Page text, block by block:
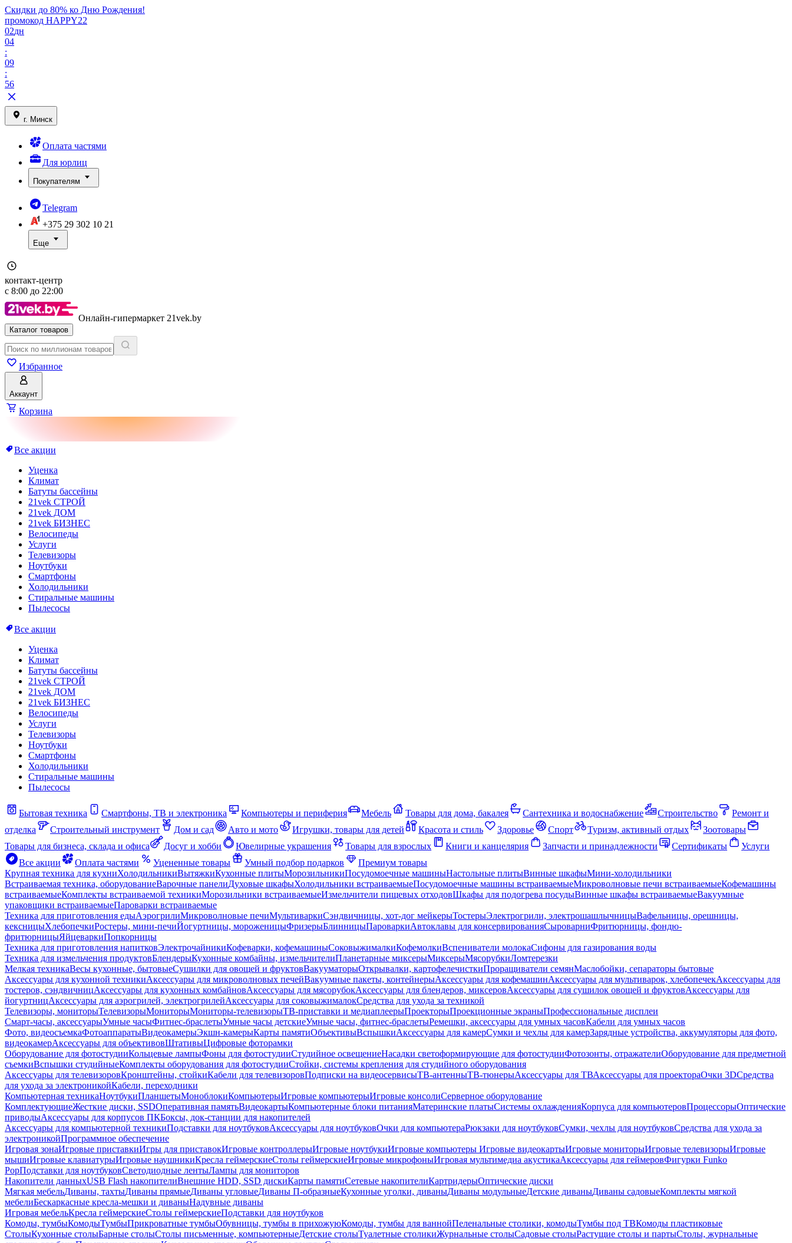
Скидки до 80% ко Дню Рождения!
промокод HAPPY22
02дн
04
:
09
:
56
г. Минск
Оплата частями
Для юрлиц
Покупателям
Telegram
+375 29 302 10 21
Еще
контакт-центр
с 8:00 до 22:00
Онлайн-гипермаркет 21vek.by
Каталог товаров
Избранное
Аккаунт
Корзина
Все акции
Уценка
Климат
Батуты бассейны
21vek СТРОЙ
21vek ДОМ
21vek БИЗНЕС
Велосипеды
Услуги
Телевизоры
Ноутбуки
Смартфоны
Холодильники
Стиральные машины
Пылесосы
Все акции
Уценка
Климат
Батуты бассейны
21vek СТРОЙ
21vek ДОМ
21vek БИЗНЕС
Велосипеды
Услуги
Телевизоры
Ноутбуки
Смартфоны
Холодильники
Стиральные машины
Пылесосы
Бытовая техника Смартфоны, ТВ и электроника Компьютеры и периферия Мебель Товары для дома, бакалея Сантехника и водоснабжение Строительство
Ремонт и
отделка
Строительный инструмент Дом и сад Авто и мото Игрушки, товары для детей Красота и стиль Здоровье Спорт Туризм, активный отдых
Зоотовары
Товары для бизнеса, склада и офиса
Досуг и хобби Ювелирные украшения Товары для взрослых Книги и канцелярия Запчасти и принадлежности Сертификаты
Услуги
Все акции
Оплата частями Уцененные товары Умный подбор подарков
Премиум товары
Крупная техника для кухниХолодильникиВытяжкиКухонные плитыМорозильникиПосудомоечные машиныНастольные плитыВинные шкафыМини-холодильники
Встраиваемая техника, оборудованиеВарочные панелиДуховые шкафыХолодильники встраиваемыеПосудомоечные машины встраиваемыеМикроволновые печи встраиваемыеКофемашины
встраиваемыеКомплекты встраиваемой техникиМорозильники встраиваемыеИзмельчители пищевых отходовШкафы для подогрева посудыВинные шкафы встраиваемыеВакуумные
упаковщики встраиваемыеПароварки встраиваемые
Техника для приготовления едыАэрогрилиМикроволновые печиМультиваркиСэндвичницы, хот-дог мейкерыТостерыЭлектрогрили, электрошашлычницыВафельницы, орешницы,
кексницыХлебопечкиРостеры, мини-печиЙогуртницы, мороженицыФризерыБлинницыПароваркиАвтоклавы для консервированияСыроварниФритюрницы, фондю-
фритюрницыЯйцеваркиПопкорницы
Техника для приготовления напитковЭлектрочайникиКофеварки, кофемашиныСоковыжималкиКофемолкиВспениватели молокаСифоны для газирования воды
Техника для измельчения продуктовБлендерыКухонные комбайны, измельчителиПланетарные миксерыМиксерыМясорубкиЛомтерезки
Мелкая техникаВесы кухонные, бытовыеСушилки для овощей и фруктовВакууматорыОткрывалки, картофелечисткиПроращиватели семянМаслобойки, сепараторы бытовые
Аксессуары для кухонной техникиАксессуары для микроволновых печейВакуумные пакеты, контейнерыАксессуары для кофемашинАксессуары для мультиварок, хлебопечекАксессуары для
тостеров, сэндвичницАксессуары для кухонных комбайновАксессуары для мясорубокАксессуары для блендеров, миксеровАксессуары для сушилок овощей и фруктовАксессуары для
йогуртницАксессуары для аэрогрилей, электрогрилейАксессуары для соковыжималокСредства для ухода за техникой
Телевизоры, мониторыТелевизорыМониторыМониторы-телевизорыТВ-приставки и медиаплеерыПроекторыПроекционные экраныПрофессиональные дисплеи
Смарт-часы, аксессуарыУмные часыФитнес-браслетыУмные часы детскиеУмные часы, фитнес-браслетыРемешки, аксессуары для умных часовКабели для умных часов
Фото, видеосъемкаФотоаппаратыВидеокамерыЭкшн-камерыКарты памятиОбъективыВспышкиАксессуары для камерСумки и чехлы для камерЗарядные устройства, аккумуляторы для фото,
видеокамерАксессуары для объективовШтативыЦифровые фоторамки
Оборудование для фотостудииКольцевые лампыФоны для фотостудииСтудийное освещениеНасадки светоформирующие для фотостудииФотозонты, отражателиОборудование для предметной
съемкиВспышки студийныеКомплекты оборудования для фотостудииСтойки, системы крепления для студийного оборудования
Аксессуары для телевизоровКронштейны, стойкиКабели для телевизоровПодписки на видеосервисыТВ-антенныТВ-тюнерыАксессуары для ТВАксессуары для проектораОчки 3DСредства
для ухода за электроникойКабели, переходники
Компьютерная техникаНоутбукиПланшетыМоноблокиКомпьютерыИгровые компьютерыИгровые консолиСерверное оборудование
КомплектующиеЖесткие диски, SSDОперативная памятьВидеокартыКомпьютерные блоки питанияМатеринские платыСистемы охлажденияКорпуса для компьютеровПроцессорыОптические
приводыАксессуары для корпусов ПКБоксы, док-станции для накопителей
Аксессуары для компьютерной техникиПодставки для ноутбуковАксессуары для ноутбуковОчки для компьютераРюкзаки для ноутбуковСумки, чехлы для ноутбуковСредства для ухода за
электроникойПрограммное обеспечение
Игровая зонаИгровые приставкиИгры для приставокИгровые контроллерыИгровые ноутбукиИгровые компьютеры Игровые видеокартыИгровые мониторыИгровые телевизорыИгровые
мышиИгровые клавиатурыИгровые наушникиКресла геймерскиеСтолы геймерскиеИгровые микрофоныИгровая мультимедиа акустикаАксессуары для геймеровФигурки Funko
PopПодставки для ноутбуковСветодиодные лентыЛампы для мониторов
Накопители данныхUSB Flash накопителиВнешние HDD, SSD дискиКарты памятиСетевые накопителиКартридерыОптические диски
Мягкая мебельДиваны, тахтыДиваны прямыеДиваны угловыеДиваны П-образныеКухонные уголки, диваныДиваны модульныеДетские диваныДиваны садовыеКомплекты мягкой
мебелиБескаркасные кресла-мешки и диваныНадувные диваны
Игровая мебельКресла геймерскиеСтолы геймерскиеПодставки для ноутбуков
Комоды, тумбыКомодыТумбыПрикроватные тумбыОбувницы, тумбы в прихожуюКомоды, тумбы для ваннойПеленальные столики, комодыТумбы под ТВКомоды пластиковые
СтолыКухонные столыБарные столыСтолы письменные, компьютерныеДетские столыТуалетные столикиЖурнальные столыСадовые столыРастущие столы и партыСтолы, журнальные